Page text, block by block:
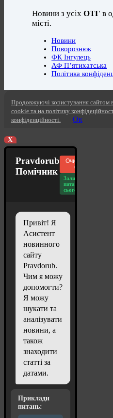
Новини з усіхОТГ в
місті.
Новини
Поворознюк
ФК Інгулець
АФ П’ятихатська
Політика
Продовжуючі користування сайтом
cookie та на політику
конфіденційності.
Ок
X
Pravdorub
Помічник
Очистити
чат
Залишилось
питань
сьогодні: 20
Привіт! Я
Асистент
новинного
сайту
Pravdorub.
Чим я можу
допомогти?
Я можу
шукати та
аналізувати
новини, а
також
знаходити
статті за
датами.
Приклади
питань: